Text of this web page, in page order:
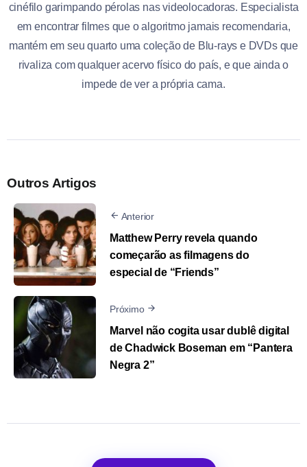
cinéfilo garimpando pérolas nas videolocadoras. Especialista
em encontrar filmes que o algoritmo jamais recomendaria,
mantém em seu quarto uma coleção de Blu-rays e DVDs que
rivaliza com qualquer acervo físico do país, e que ainda o
impede de ver a própria cama.
Outros Artigos
Anterior
Matthew Perry revela quando
começarão as filmagens do
especial de “Friends”
Próximo
Marvel não cogita usar dublê digital
de Chadwick Boseman em “Pantera
Negra 2”